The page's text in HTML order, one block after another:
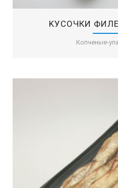
KУСОЧКИ
Копченые-